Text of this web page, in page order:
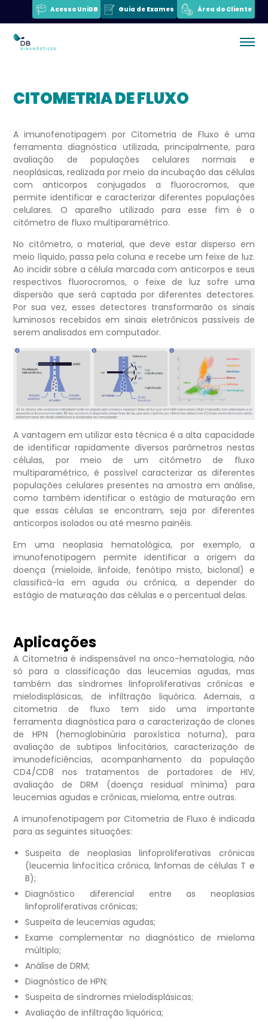
Acesso UniDB Guia de Exames Área do Cliente
CITOMETRIA DE FLUXO
A imunofenotipagem por Citometria de Fluxo é uma
ferramenta diagnóstica utilizada, principalmente, para
avaliação de populações celulares normais e
neoplásicas, realizada por meio da incubação das células
com anticorpos conjugados a fluorocromos, que
permite identificar e caracterizar diferentes populações
celulares. O aparelho utilizado para esse fim é o
citômetro de fluxo multiparamétrico.
No citômetro, o material, que deve estar disperso em
meio líquido, passa pela coluna e recebe um feixe de luz.
Ao incidir sobre a célula marcada com anticorpos e seus
respectivos fluorocromos, o feixe de luz sofre uma
dispersão que será captada por diferentes detectores.
Por sua vez, esses detectores transformarão os sinais
luminosos recebidos em sinais eletrônicos passíveis de
serem analisados em computador.
A vantagem em utilizar esta técnica é a alta capacidade
de identificar rapidamente diversos parâmetros nestas
células, por meio de um citômetro de fluxo
multiparamétrico, é possível caracterizar as diferentes
populações celulares presentes na amostra em análise,
como também identificar o estágio de maturação em
que essas células se encontram, seja por diferentes
anticorpos isolados ou até mesmo painéis.
Em uma neoplasia hematológica, por exemplo, a
imunofenotipagem permite identificar a origem da
doença (mieloide, linfoide, fenótipo misto, biclonal) e
classificá-la em aguda ou crônica, a depender do
estágio de maturação das células e o percentual delas.
Aplicações
A Citometria é indispensável na onco-hematologia, não
só para a classificação das leucemias agudas, mas
também das síndromes linfoproliferativas crônicas e
mielodisplásicas, de infiltração liquórica. Ademais, a
citometria de fluxo tem sido uma importante
ferramenta diagnóstica para a caracterização de clones
de HPN (hemoglobinúria paroxística noturna), para
avaliação de subtipos linfocitários, caracterização de
imunodeficiências, acompanhamento da população
CD4/CD8 nos tratamentos de portadores de HIV,
avaliação de DRM (doença residual mínima) para
leucemias agudas e crônicas, mieloma, entre outras.
A imunofenotipagem por Citometria de Fluxo é indicada
para as seguintes situações:
Suspeita de neoplasias linfoproliferativas crônicas
(leucemia linfocítica crônica, linfomas de células T e
B);
Diagnóstico diferencial entre as neoplasias
linfoproliferativas crônicas;
Suspeita de leucemias agudas;
Exame complementar no diagnóstico de mieloma
múltiplo;
Análise de DRM;
Diagnóstico de HPN;
Suspeita de síndromes mielodisplásicas;
Avaliação de infiltração liquórica;